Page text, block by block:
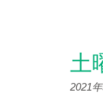
土
2021